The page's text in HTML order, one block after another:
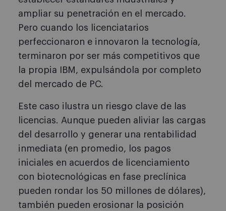
ampliar su penetración en el mercado.
Pero cuando los licenciatarios
perfeccionaron e innovaron la tecnología,
terminaron por ser más competitivos que
la propia IBM, expulsándola por completo
del mercado de PC.
Este caso ilustra un riesgo clave de las
licencias. Aunque pueden aliviar las cargas
del desarrollo y generar una rentabilidad
inmediata (en promedio, los pagos
iniciales en acuerdos de licenciamiento
con biotecnológicas en fase preclínica
pueden rondar los 50 millones de dólares),
también pueden erosionar la posición